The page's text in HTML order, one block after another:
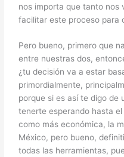
nos importa que tanto nos
facilitar este proceso para
Pero bueno, primero que
entre nuestras dos,
¿tu decisión va a estar
primordialmente,
porque si es así te digo de
tenerte esperando hasta
como más económica, la
México, pero bueno,
todas las herramientas,